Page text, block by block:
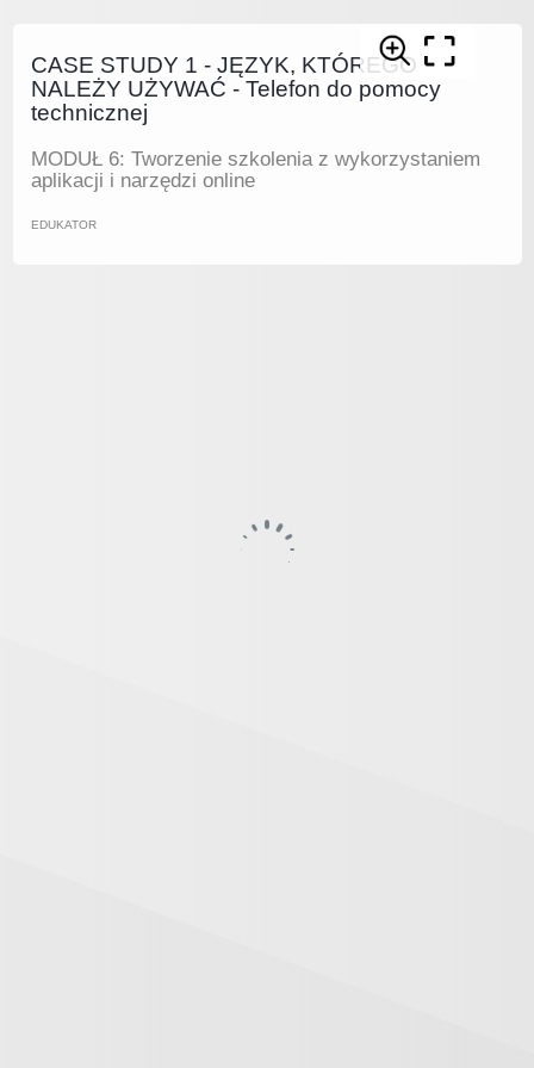
CASE STUDY 1 - JĘZYK, KTÓREGO
NALEŻY UŻYWAĆ - Telefon do pomocy
technicznej
MODUŁ 6: Tworzenie szkolenia z wykorzystaniem
aplikacji i narzędzi online
EDUKATOR